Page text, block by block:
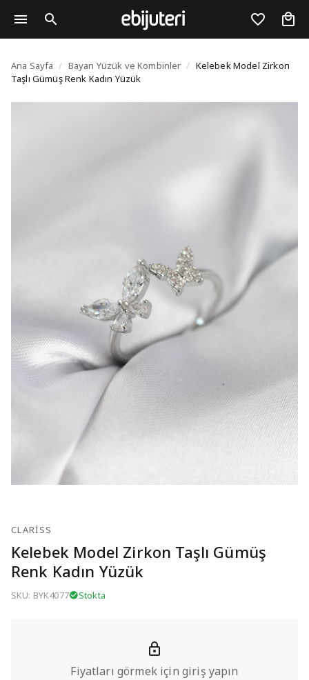
Kelebek Model Zirkon
Ana Sayfa / Bayan Yüzük ve Kombinler / Kelebek Model Zirkon
Taşlı Gümüş Renk Kadın Yüzük
CLARISS
Kelebek Model Zirkon Taşlı Gümüş
Renk Kadın Yüzük
SKU: BYK4077 Stokta
Fiyatları görmek için giriş yapın